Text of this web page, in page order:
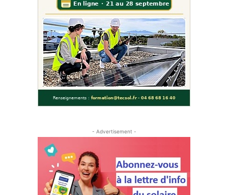
- Advertisement -